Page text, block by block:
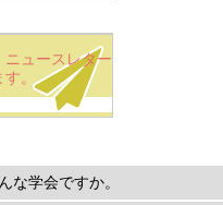
ュースレター
す。
な学会ですか。